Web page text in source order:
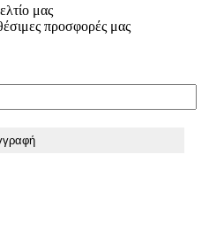
μας
προσφορές μας